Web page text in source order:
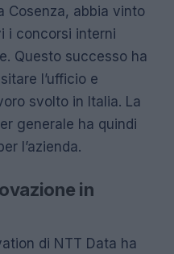
Cosenza, abbia vinto
i concorsi interni
Questo successo ha
l’ufficio e
svolto in Italia. La
generale ha quindi
l’azienda.
in
di NTT Data ha